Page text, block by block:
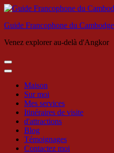
Skip
content
Enter)
Guide Francophone du Cambodge
Venez explorer au-delà d'Angkor
Maison
Sur moi
Mes services
Itinéraires de visite
d'attractions
Blog
Témoignages
Contactez moi